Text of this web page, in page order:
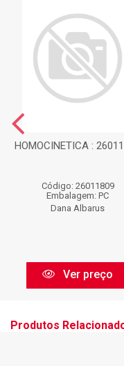
HOMOCINETICA :
Código: 26011809
Embalagem: PC
Dana Albarus
Ver preço
Produtos